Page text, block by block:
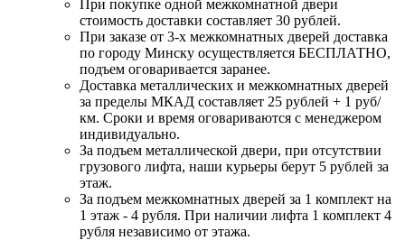
При покупке одной межкомнатной двери
стоимость доставки составляет 30 рублей.
При заказе от 3-х межкомнатных дверей доставка
по городу Минску осуществляется БЕСПЛАТНО,
подъем оговаривается заранее.
Доставка металлических и межкомнатных дверей
за пределы МКАД составляет 25 рублей + 1 руб/
км. Сроки и время оговариваются с менеджером
индивидуально.
За подъем металлической двери, при отсутствии
грузового лифта, наши курьеры берут 5 рублей за
этаж.
За подъем межкомнатных дверей за 1 комплект на
1 этаж - 4 рубля. При наличии лифта 1 комплект 4
рубля независимо от этажа.